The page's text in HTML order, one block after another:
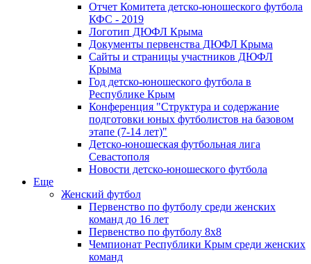
Отчет Комитета детско-юношеского футбола
КФС - 2019
Логотип ДЮФЛ Крыма
Документы первенства ДЮФЛ Крыма
Сайты и страницы участников ДЮФЛ
Крыма
Год детско-юношеского футбола в
Республике Крым
Конференция "Структура и содержание
подготовки юных футболистов на базовом
этапе (7-14 лет)"
Детско-юношеская футбольная лига
Севастополя
Новости детско-юношеского футбола
Еще
Женский футбол
Первенство по футболу среди женских
команд до 16 лет
Первенство по футболу 8х8
Чемпионат Республики Крым среди женских
команд